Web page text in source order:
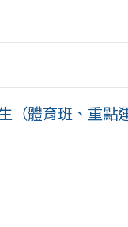
（體育班、重點